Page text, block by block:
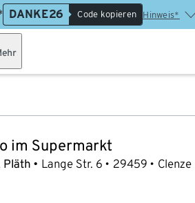
DANKE26 Code kopieren Hinweis*
im Supermarkt
Pläth Lange Str. 6 29459 Clenze